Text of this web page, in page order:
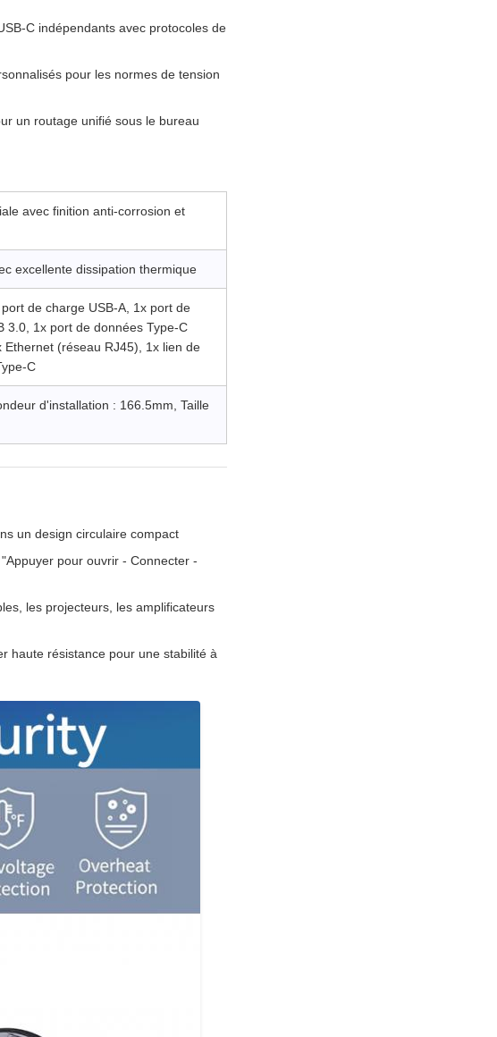
C indépendants avec protocoles de
pour les normes de tension
un routage unifié sous le bureau
avec finition anti-corrosion et
excellente dissipation thermique
de charge USB-A, 1x port de
3.0, 1x port de données Type-C
(réseau RJ45), 1x lien de
C
d'installation : 166.5mm, Taille
un design circulaire compact
pour ouvrir - Connecter -
les projecteurs, les amplificateurs
haute résistance pour une stabilité à